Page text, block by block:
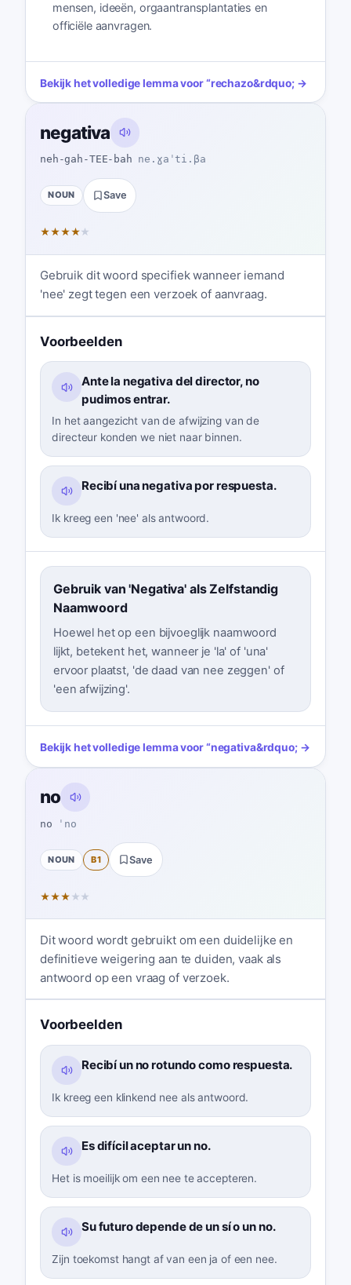
mensen, ideeën, orgaantransplantaties en
officiële aanvragen.
Bekijk het volledige lemma voor“rechazo&rdquo; →
negativa
neh-gah-TEE-bah ne.ɣaˈti.βa
NOUN Save
★★★★★
Gebruik dit woord specifiek wanneer iemand
'nee' zegt tegen een verzoek of aanvraag.
Voorbeelden
Ante la negativa del director, no
pudimos entrar.
In het aangezicht van de afwijzing van de
directeur konden we niet naar binnen.
Recibí una negativa por respuesta.
Ik kreeg een 'nee' als antwoord.
Gebruik van 'Negativa' als Zelfstandig
Naamwoord
Hoewel het op een bijvoeglijk naamwoord
lijkt, betekent het, wanneer je 'la' of 'una'
ervoor plaatst, 'de daad van nee zeggen' of
'een afwijzing'.
Bekijk het volledige lemma voor“negativa&rdquo; →
no
no ˈno
NOUN B1 Save
★★★ ★ ★
Dit woord wordt gebruikt om een duidelijke en
definitieve weigering aan te duiden, vaak als
antwoord op een vraag of verzoek.
Voorbeelden
Recibí un no rotundo como respuesta.
Ik kreeg een klinkend nee als antwoord.
Es difícil aceptar un no.
Het is moeilijk om een nee te accepteren.
Su futuro depende de un sí o un no.
Zijn toekomst hangt af van een ja of een nee.